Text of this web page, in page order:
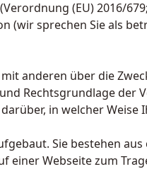
(EU) 2016/
(wir sprechen Sie als
anderen über die
Rechtsgrundlage der
in welcher
Sie bestehen
Webseite zum